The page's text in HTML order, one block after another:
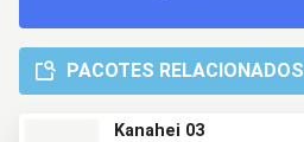
PACOTES RELACIONADOS
Kanahei 03